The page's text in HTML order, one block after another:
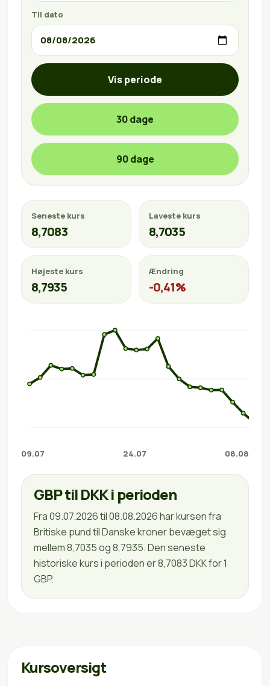
Til dato
Vis periode
30 dage
90 dage
Seneste kurs
8,7083
Laveste kurs
8,7035
Højeste kurs
8,7935
Ændring
-0,41%
09.07 24.07 08.08
GBP til DKK i perioden
Fra 09.07.2026 til 08.08.2026 har kursen fra
Britiske pund til Danske kroner bevæget sig
mellem 8,7035 og 8,7935. Den seneste
historiske kurs i perioden er 8,7083 DKK for 1
GBP.
Kursoversigt